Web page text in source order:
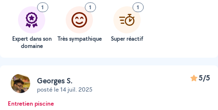
1
Expert dans son
domaine
1
Très sympathique
1
Super réactif
Georges S.
posté le 14 juil. 2025
5/5
Entretien piscine